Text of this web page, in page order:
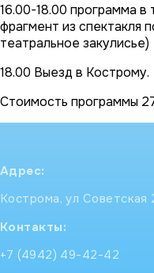
16.00-18.00 программа
фрагмент из спектакля
театральное закулисье)
18.00 Выезд в Кострому.
Стоимость программы
Адрес:
Кострома, ул Советская
Контакты:
+7 (4942) 49-42-42